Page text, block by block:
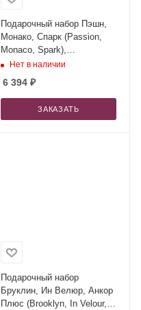
Подарочный набор Пэшн,
Монако, Спарк (Passion,
Monaco, Spark),
фиолетовый (колонка,
термокружка, ежедневник,
ручка)
Нет в наличии
6 394₽
ЗАКАЗАТЬ
Подарочный набор
Бруклин, Ин Велюр, Анкор
Плюс (Brooklyn, In Velour,